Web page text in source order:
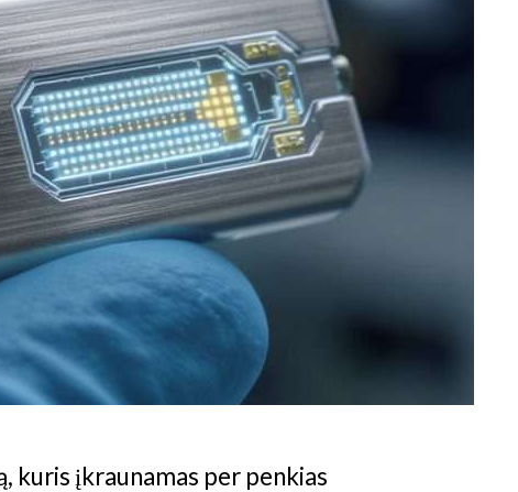
kuris įkraunamas per penkias